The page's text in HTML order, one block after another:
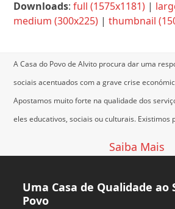
Downloads:full (1575x1181) |
medium (300x225) |thumbnail
A Casa do Povo de Alvito procura dar uma
sociais acentuados com a grave crise
Apostamos muito forte na qualidade dos
eles educativos, sociais ou culturais. Existimos
Saiba Mais
Uma Casa de Qualidade ao
Povo